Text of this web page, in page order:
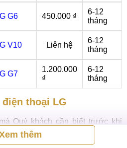
G6 450.000 ₫
6-12
tháng
V10 Liên hệ
6-12
tháng
G7
1.200.000
₫
6-12
tháng
thoại LG
Quý khách cần biết trước khi
LG ngay sau đây!
thêm